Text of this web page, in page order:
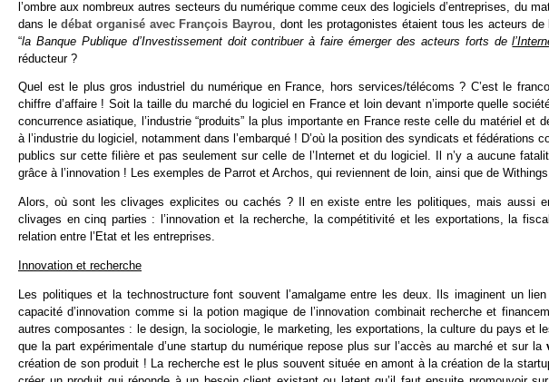
l’ombre aux nombreux autres secteurs du numérique comme ceux des logiciels d’entreprises, du
dans ledébat organisé avec François Bayrou , dont les protagonistes étaient tous les acteurs
“la Banque Publique d’Investissement doit contribuer à faire émerger des acteurs forts de
réducteur ?
Quel est le plus gros industriel du numérique en France, hors services/télécoms ? C’est le
chiffre d’affaire ! Soit la taille du marché du logiciel en France et loin devant n’importe quelle
concurrence asiatique, l’industrie “produits” la plus importante en France reste celle du matériel
à l’industrie du logiciel, notamment dans l’embarqué ! D’où la position des syndicats et fédérations
publics sur cette filière et pas seulement sur celle de l’Internet et du logiciel. Il n’y a aucune
grâce à l’innovation ! Les exemples de Parrot et Archos, qui reviennent de loin, ainsi que de
Alors, où sont les clivages explicites ou cachés ? Il en existe entre les politiques, mais aussi
clivages en cinq parties : l’innovation et la recherche, la compétitivité et les exportations, la
relation entre l’Etat et les entreprises.
Innovation et recherche
Les politiques et la technostructure font souvent l’amalgame entre les deux. Ils imaginent un
capacité d’innovation comme si la potion magique de l’innovation combinait recherche et
autres composantes : le design, la sociologie, le marketing, les exportations, la culture du pays et
que la part expérimentale d’une startup du numérique repose plus sur l’accès au marché et sur la
création de son produit ! La recherche est le plus souvent située en amont à la création de la